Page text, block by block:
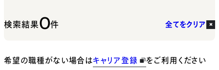
検索結果0件 全てをクリア
希望の職種がない場合はキャリア登録 をご利用ください